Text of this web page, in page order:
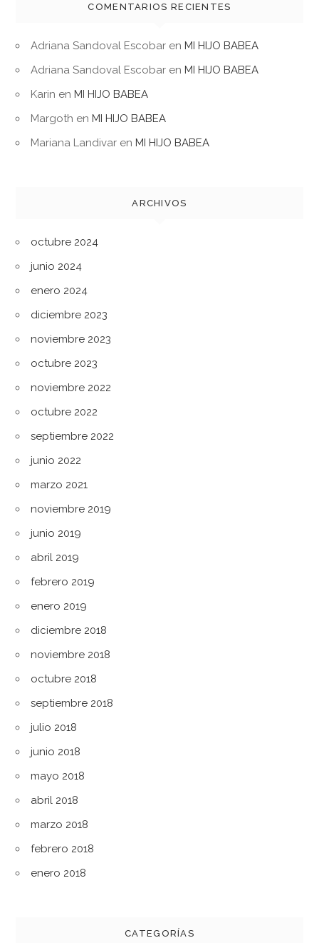
COMENTARIOS RECIENTES
Adriana Sandoval Escobar en MI HIJO BABEA
Adriana Sandoval Escobar en MI HIJO BABEA
Karin en MI HIJO BABEA
Margoth en MI HIJO BABEA
Mariana Landivar en MI HIJO BABEA
ARCHIVOS
octubre 2024
junio 2024
enero 2024
diciembre 2023
noviembre 2023
octubre 2023
noviembre 2022
octubre 2022
septiembre 2022
junio 2022
marzo 2021
noviembre 2019
junio 2019
abril 2019
febrero 2019
enero 2019
diciembre 2018
noviembre 2018
octubre 2018
septiembre 2018
julio 2018
junio 2018
mayo 2018
abril 2018
marzo 2018
febrero 2018
enero 2018
CATEGORÍAS